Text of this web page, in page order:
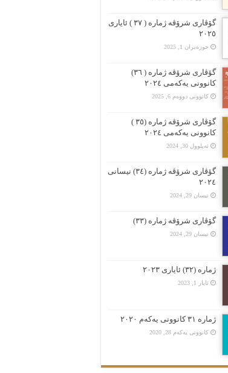
گۆڤارى شرۆڤە ژمارە ( ٣٧ ) ئایارى
٢٠٢٥
حوزه‌یران 1, 2025
گۆڤارى شرۆڤە ژمارە ( ٣٦)
کانوونى یەکەمى ٢٠٢٤
کانوونی دووەم 6, 2025
گۆڤارى شرۆڤە ژمارە (٣٥ )
کانوونى یەکەمى ٢٠٢٤
ئەیلوول 30, 2024
گۆڤارى شرۆڤە ژمارە (٣٤) نیسانى
٢٠٢٤
نیسان 29, 2024
گۆڤاری شرۆڤە ژمارە (٣٣)
نیسان 29, 2024
ژمارە (٣٢) ئایاری ٢٠٢٣
ئایار 1, 2023
ژمارە ٣١ کانوونی یەکەم ٢٠٢٠
کانوونی یەکەم 28, 2020